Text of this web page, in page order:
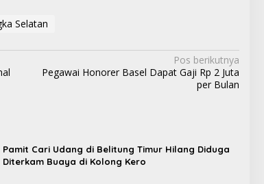
Selatan
Pos berikutnya
Pegawai Honorer Basel Dapat Gaji Rp 2 Juta
per Bulan
Pamit Cari Udang di Belitung Timur Hilang Diduga
Diterkam Buaya di Kolong Kero